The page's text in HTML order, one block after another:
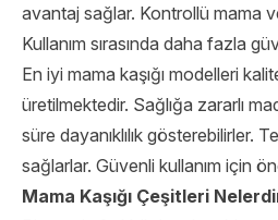
avantaj sağlar. Kontrollü mama
Kullanım sırasında daha fazla
En iyi mama kaşığı modelleri
üretilmektedir. Sağlığa zararlı
süre dayanıklılık gösterebilirler.
sağlarlar. Güvenli kullanım için
Mama Kaşığı Çeşitleri